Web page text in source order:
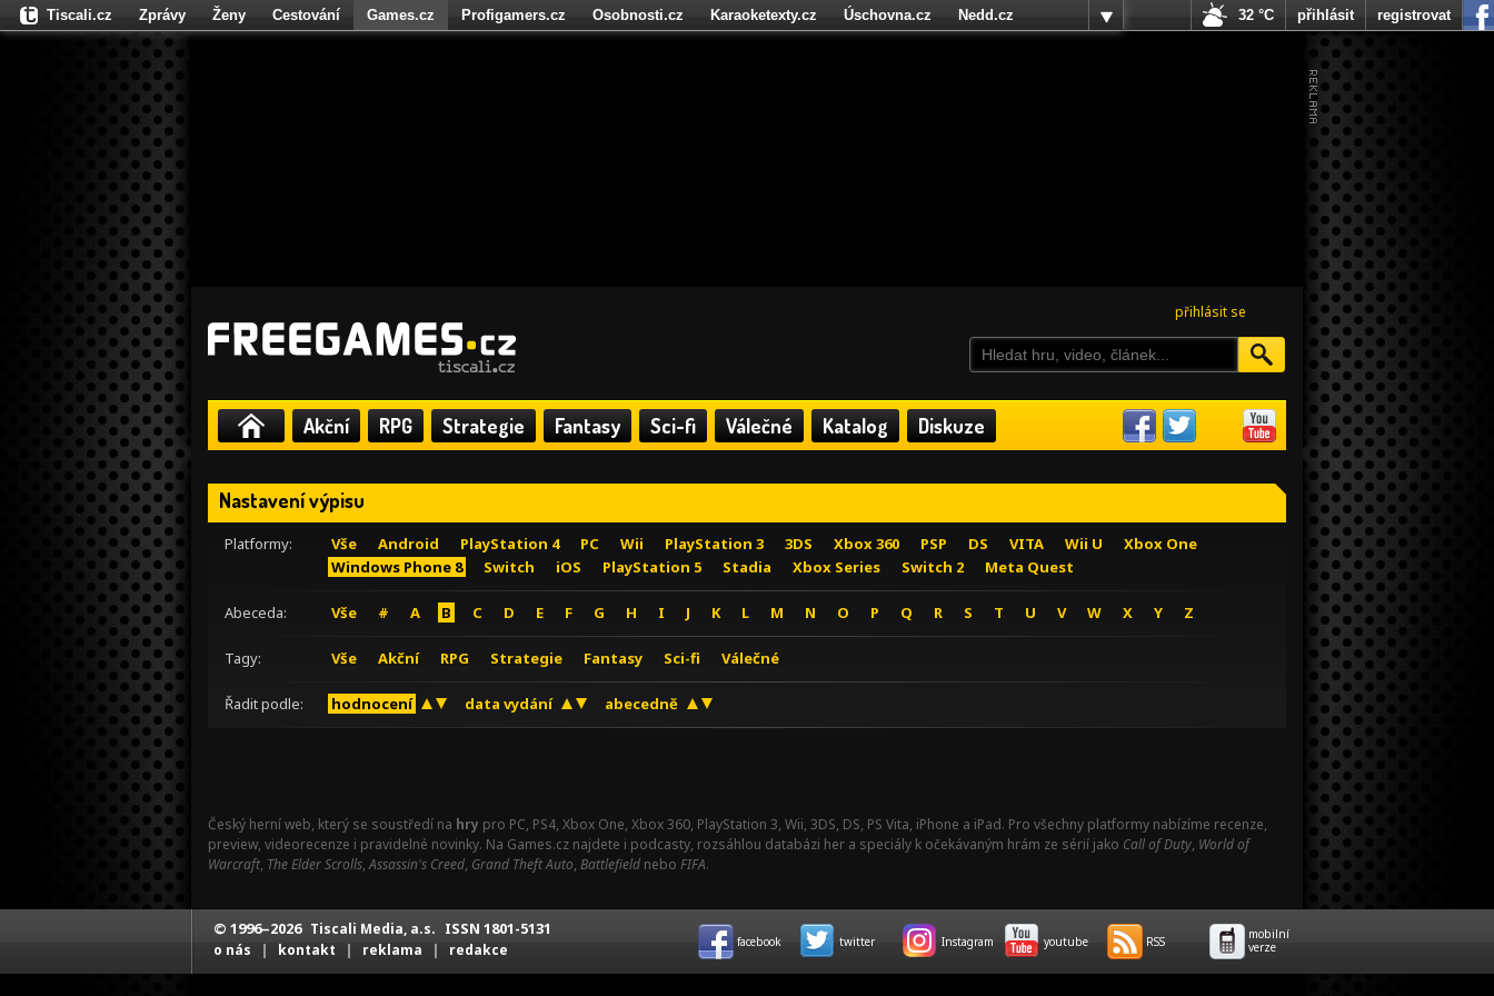
přihlásit se
Akční RPG Strategie Fantasy Sci-fi Válečné Katalog Diskuze
Nastavení výpisu
Platformy: Vše Android PlayStation 4 PC Wii PlayStation 3 3DS Xbox 360 PSP DS VITA Wii U
Xbox One
Windows Phone 8
Switch iOS PlayStation 5 Stadia Xbox Series Switch 2 Meta Quest
Abeceda: Vše # A B C D E F G H I J K L M N O P Q R S T U V W X Y Z
Tagy: Vše Akční RPG Strategie Fantasy Sci-fi Válečné
Řadit podle: hodnocení data vydání abecedně
Český herní web, který se soustředí na hry pro PC, PS4, Xbox One, Xbox 360, PlayStation 3, Wii, 3DS, DS, PS Vita, iPhone a iPad. Pro všechny platformy nabízíme recenze,
preview, videorecenze i pravidelné novinky. Na Games.cz najdete i podcasty, rozsáhlou databázi her a speciály k očekávaným hrám ze sérií jako Call of Duty, World of
Warcraft, The Elder Scrolls,Assassin's Creed, Grand Theft Auto, Battlefield nebo FIFA.
Tiscali.cz Zprávy Ženy Cestování Games.cz Profigamers.cz Osobnosti.cz Karaoketexty.cz Úschovna.cz
Nedd.cz
Fights.cz
32 °C přihlásit registrovat
© 1996–2026 Tiscali Media, a.s. ISSN 1801-5131
o nás | kontakt | reklama | redakce facebook twitter Instagram youtube RSS
mobilní
verze